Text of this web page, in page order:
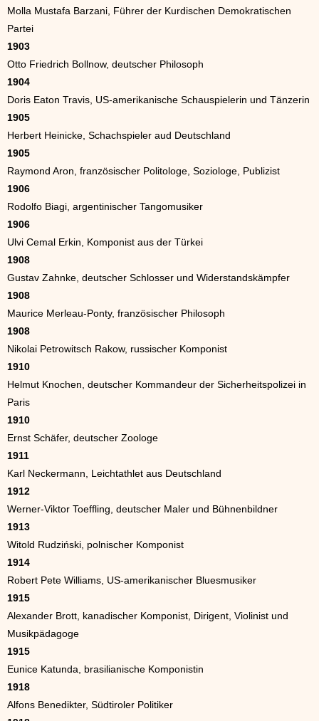
Molla Mustafa Barzani, Führer der Kurdischen Demokratischen
Partei
1903
Otto Friedrich Bollnow, deutscher Philosoph
1904
Doris Eaton Travis, US-amerikanische Schauspielerin und Tänzerin
1905
Herbert Heinicke, Schachspieler aud Deutschland
1905
Raymond Aron, französischer Politologe, Soziologe, Publizist
1906
Rodolfo Biagi, argentinischer Tangomusiker
1906
Ulvi Cemal Erkin, Komponist aus der Türkei
1908
Gustav Zahnke, deutscher Schlosser und Widerstandskämpfer
1908
Maurice Merleau-Ponty, französischer Philosoph
1908
Nikolai Petrowitsch Rakow, russischer Komponist
1910
Helmut Knochen, deutscher Kommandeur der Sicherheitspolizei in
Paris
1910
Ernst Schäfer, deutscher Zoologe
1911
Karl Neckermann, Leichtathlet aus Deutschland
1912
Werner-Viktor Toeffling, deutscher Maler und Bühnenbildner
1913
Witold Rudziński, polnischer Komponist
1914
Robert Pete Williams, US-amerikanischer Bluesmusiker
1915
Alexander Brott, kanadischer Komponist, Dirigent, Violinist und
Musikpädagoge
1915
Eunice Katunda, brasilianische Komponistin
1918
Alfons Benedikter, Südtiroler Politiker